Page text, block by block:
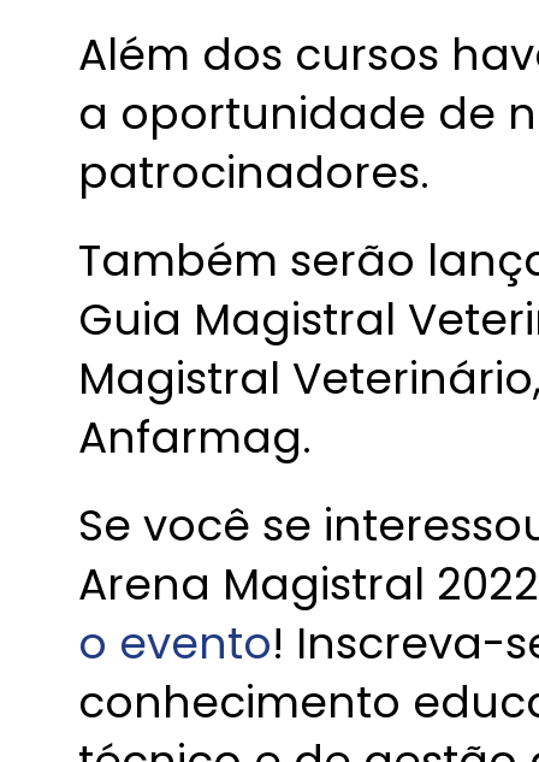
Além dos cursos
a oportunidade de
patrocinadores.
Também serão
Guia Magistral
Magistral
Anfarmag.
Se você se
Arena Magistral
o evento! Inscreva-
conhecimento